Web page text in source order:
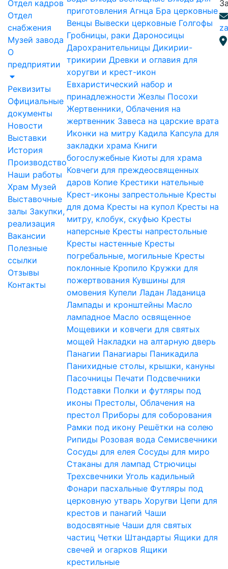
Отдел кадров
Отдел
снабжения
Музей завода
О
предприятии
Реквизиты
Официальные
документы
Новости
Выставки
История
Производство
Наши работы
Храм Музей
Выставочные
залы Закупки,
реализация
Вакансии
Полезные
ссылки
Отзывы
Контакты
приготовления Агнца Бра церковные
Венцы Вывески церковные Голгофы
Гробницы, раки Дароносицы
Дарохранительницы Дикирии-
трикирии Древки и оглавия для
хоругви и крест-икон
Евхаристический набор и
принадлежности Жезлы Посохи
Жертвенники, Облачения на
жертвенник Завеса на царские врата
Иконки на митру Кадила Капсула для
закладки храма Книги
богослужебные Киоты для храма
Ковчеги для преждеосвященных
даров Копие Крестики нательные
Крест-иконы запрестольные Кресты
для дома Кресты на купол Кресты на
митру, клобук, скуфью Кресты
наперсные Кресты напрестольные
Кресты настенные Кресты
погребальные, могильные Кресты
поклонные Кропило Кружки для
пожертвования Кувшины для
омовения Купели Ладан Ладаница
Лампады и кронштейны Масло
лампадное Масло освященное
Мощевики и ковчеги для святых
мощей Накладки на алтарную дверь
Панагии Панагиары Паникадила
Панихидные столы, крышки, кануны
Пасочницы Печати Подсвечники
Подставки Полки и футляры под
иконы Престолы, Облачения на
престол Приборы для соборования
Рамки под икону Решётки на солею
Рипиды Розовая вода Семисвечники
Сосуды для елея Сосуды для миро
Стаканы для лампад Стрючицы
Трехсвечники Уголь кадильный
Фонари пасхальные Футляры под
церковную утварь Хоругви Цепи для
крестов и панагий Чаши
водосвятные Чаши для святых
частиц Четки Штандарты Ящики для
свечей и огарков Ящики
крестильные